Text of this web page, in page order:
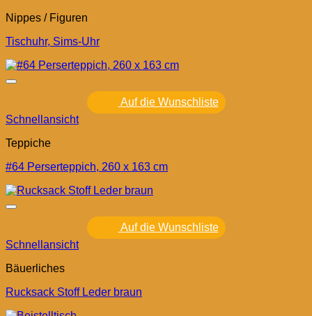
Nippes / Figuren
Tischuhr, Sims-Uhr
Auf die Wunschliste
Schnellansicht
Teppiche
#64 Perserteppich, 260 x 163 cm
Auf die Wunschliste
Schnellansicht
Bäuerliches
Rucksack Stoff Leder braun